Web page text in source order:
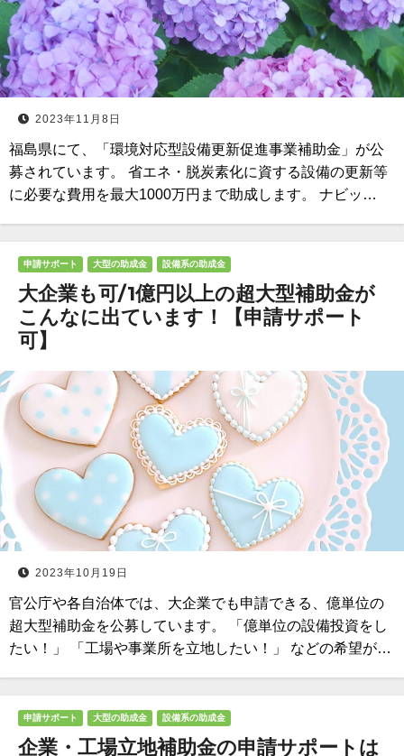
2023年11月8日
福島県にて、「環境対応型設備更新促進事業補助金」が公
募されています。 省エネ・脱炭素化に資する設備の更新等
に必要な費用を最大1000万円まで助成します。 ナビッ…
申請サポート 大型の助成金 設備系の助成金
大企業も可/1億円以上の超大型補助金が
こんなに出ています！【申請サポート
可】
2023年10月19日
官公庁や各自治体では、大企業でも申請できる、億単位の
超大型補助金を公募しています。 「億単位の設備投資をし
たい！」 「工場や事業所を立地したい！」 などの希望が…
申請サポート 大型の助成金 設備系の助成金
企業・工場立地補助金の申請サポートは